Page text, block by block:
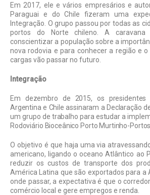
Em 2017, ele e vários empresários e
Paraguai e do Chile fizeram uma
Integração. O grupo passou por todas as
portos do Norte chileno. A caravana
conscientizar a população sobre a
nova rodovia e para conhecer a região e
cargas vão passar no futuro.
Integração
Em dezembro de 2015, os presidentes
Argentina e Chile assinaram a Declaração
um grupo de trabalho para estudar a
Rodoviário Bioceânico Porto Murtinho-
O objetivo é que haja uma via
americano, ligando o oceano Atlântico ao
reduzir os custos de transporte dos
América Latina que são exportados para a
onde passar, a expectativa é que o
comércio local e gere empregos e renda.